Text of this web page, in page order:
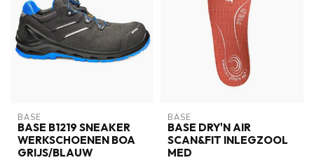
BASE
BASE B1219 SNEAKER
WERKSCHOENEN BOA
GRIJS/BLAUW
BASE
BASE DRY'N AIR
SCAN&FIT INLEGZOOL
MED